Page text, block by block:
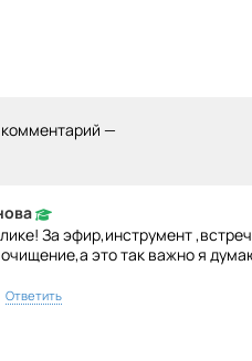
комментарий —
За эфир,инструмент
это так важно я
Ответить